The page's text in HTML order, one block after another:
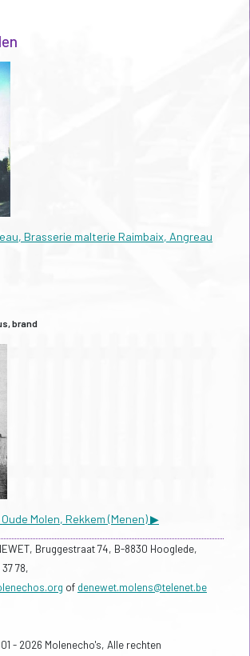
Brasserie malterie Raimbaix, Angreau
brand
Molen, Rekkem (Menen) ▶
Bruggestraat 74, B-8830 Hooglede,
78,
of denewet.molens@telenet.be
- 2026 Molenecho's, Alle rechten